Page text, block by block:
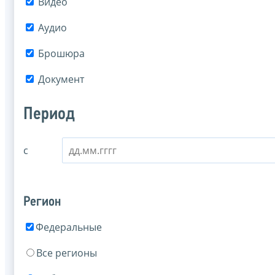
Аудио
Брошюра
Документ
Период
с
Регион
Федеральные
Все регионы